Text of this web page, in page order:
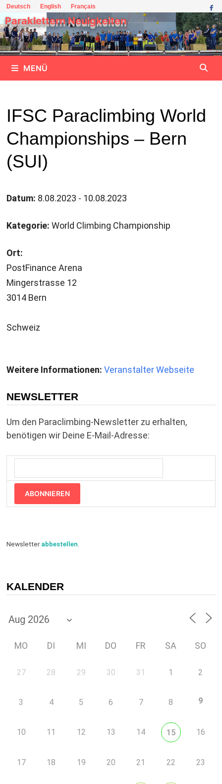
Zum
Inhalt
springen
Deutsch English Français
Paraklettern Neuigkeiten
MENÜ
IFSC Paraclimbing World
Championships – Bern
(SUI)
Datum: 8.08.2023 - 10.08.2023
Kategorie: World Climbing Championship
Ort:
PostFinance Arena
Mingerstrasse 12
3014 Bern
Schweiz
Weitere Informationen: Veranstalter Webseite
NEWSLETTER
Um den Paraclimbing-Newsletter zu erhalten,
benötigen wir Deine E-Mail-Adresse:
ABONNIEREN
Newsletterabbestellen.
KALENDER
MO DI MI DO FR SA SO
27 28 29 30 31 1 2
3 4 5 6 7 8 9
10 11 12 13 14 15 16
17 18 19 20 21 22 23